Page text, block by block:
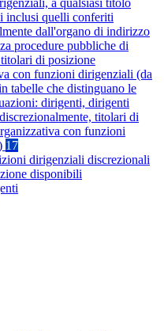
a qualsiasi titolo
inclusi quelli conferiti
dall'organo di indirizzo
procedure pubbliche di
di posizione
con funzioni dirigenziali (da
tabelle che distinguano le
dirigenti, dirigenti
titolari di
con funzioni
17
dirigenziali discrezionali
disponibili